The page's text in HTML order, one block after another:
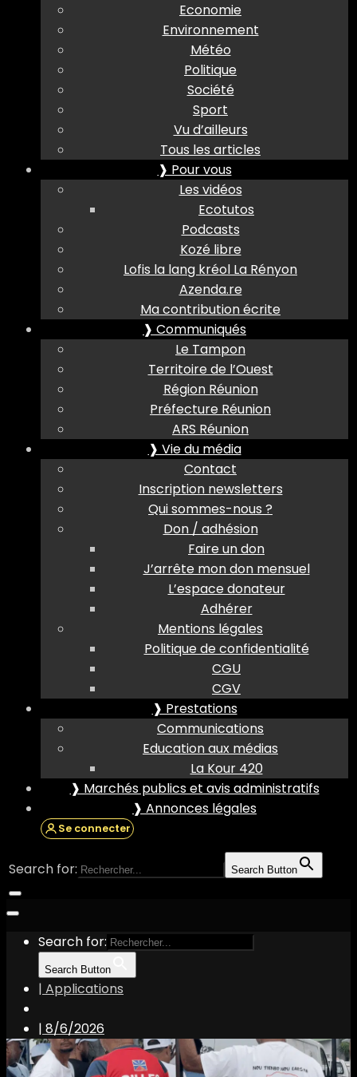
Economie
Environnement
Météo
Politique
Société
Sport
Vu d’ailleurs
Tous les articles
❱ Pour vous
Les vidéos
Ecotutos
Podcasts
Kozé libre
Lofis la lang kréol La Rényon
Azenda.re
Ma contribution écrite
❱ Communiqués
Le Tampon
Territoire de l’Ouest
Région Réunion
Préfecture Réunion
ARS Réunion
❱ Vie du média
Contact
Inscription newsletters
Qui sommes-nous ?
Don / adhésion
Faire un don
J’arrête mon don mensuel
L’espace donateur
Adhérer
Mentions légales
Politique de confidentialité
CGU
CGV
❱ Prestations
Communications
Education aux médias
La Kour 420
❱ Marchés publics et avis administratifs
❱ Annonces légales
Se connecter
Search for: Search Button
Search for:
Search Button
| Applications
| 8/6/2026